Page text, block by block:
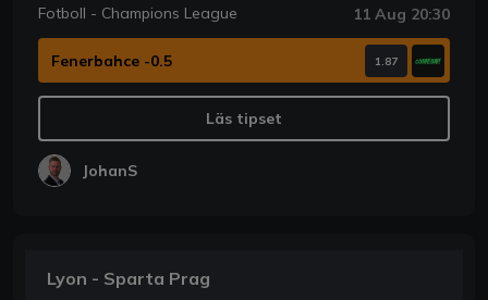
Fotboll - Champions League 11 Aug 20:30
Fenerbahce -0.5 1.87
Läs tipset
JohanS
Lyon - Sparta Prag